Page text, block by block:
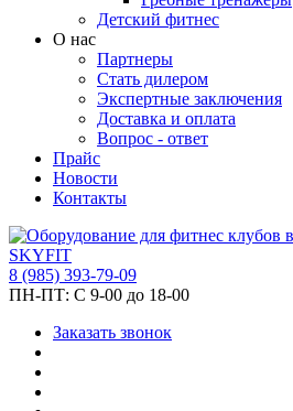
Детский фитнес
О нас
Партнеры
Стать дилером
Экспертные заключения
Доставка и оплата
Вопрос - ответ
Прайс
Новости
Контакты
8 (985) 393-79-09
ПН-ПТ: С 9-00 до 18-00
Заказать звонок